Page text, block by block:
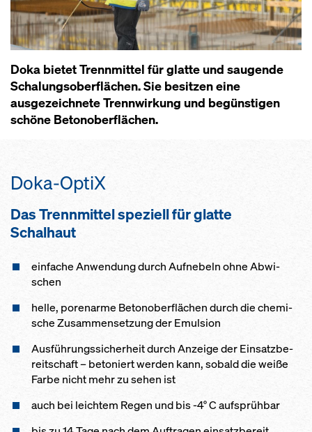
Doka bietet Trennmittel für glatte und saugende
Schalungsoberflächen. Sie besitzen eine
ausgezeichnete Trennwirkung und begünstigen
schöne Betonoberflächen.
Doka-OptiX
Das Trennmittel speziell für glatte
Schalhaut
ein­fa­che An­wen­dung durch Auf­ne­beln oh­ne Ab­wi­
schen
hel­le, po­ren­ar­me Be­tonober­flächen durch die che­mi­
sche Zu­sam­men­set­zung der Emul­si­on
Aus­füh­rungs­si­cher­heit durch An­zei­ge der Ein­satz­be­
reit­schaft – be­to­niert wer­den kann, so­bald die wei­ße
Far­be nicht mehr zu se­hen ist
auch bei leich­tem Re­gen und bis -4° C auf­s­prüh­bar